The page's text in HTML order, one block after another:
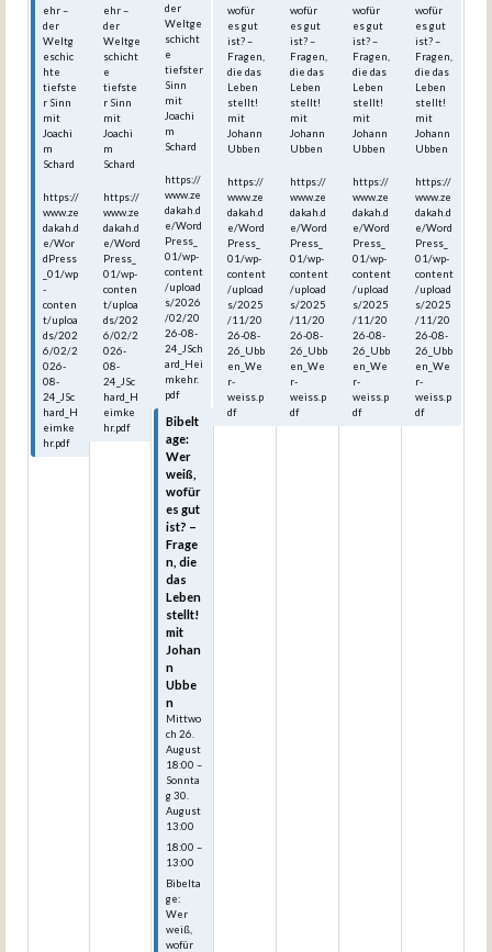
ehr –
der
Weltg
eschic
hte
tiefste
r Sinn
mit
Joachi
m
Schard
https://
www.ze
dakah.d
e/Wor
dPress
_01/wp
-
conten
t/uploa
ds/202
6/02/2
026-
08-
24_JSc
hard_H
eimke
hr.pdf
ehr –
der
Weltge
schicht
e
tiefste
r Sinn
mit
Joachi
m
Schard
https://
www.ze
dakah.d
e/Word
Press_
01/wp-
conten
t/uploa
ds/202
6/02/2
026-
08-
24_JSc
hard_H
eimke
hr.pdf
der
Weltge
schicht
e
tiefster
Sinn
mit
Joachi
m
Schard
https://
www.ze
dakah.d
e/Word
Press_
01/wp-
content
/upload
s/2026
/02/20
26-08-
24_JSch
ard_Hei
mkehr.
pdf
Bibelt
age:
Wer
weiß,
wofür
es gut
ist? –
Frage
n, die
das
Leben
stellt!
mit
Johan
n
Ubbe
n
Mittwo
ch 26.
August
18:00 –
Sonnta
g30.
August
13:00
18:00 –
13:00
Bibelta
ge:
Wer
weiß,
wofür
wofür
es gut
ist? –
Fragen,
die das
Leben
stellt!
mit
Johann
Ubben
https://
www.ze
dakah.d
e/Word
Press_
01/wp-
content
/upload
s/2025
/11/20
26-08-
26_Ubb
en_We
r-
weiss.p
df
wofür
es gut
ist? –
Fragen,
die das
Leben
stellt!
mit
Johann
Ubben
https://
www.ze
dakah.d
e/Word
Press_
01/wp-
content
/upload
s/2025
/11/20
26-08-
26_Ubb
en_We
r-
weiss.p
df
wofür
es gut
ist? –
Fragen,
die das
Leben
stellt!
mit
Johann
Ubben
https://
www.ze
dakah.d
e/Word
Press_
01/wp-
content
/upload
s/2025
/11/20
26-08-
26_Ubb
en_We
r-
weiss.p
df
wofür
es gut
ist? –
Fragen,
die das
Leben
stellt!
mit
Johann
Ubben
https://
www.ze
dakah.d
e/Word
Press_
01/wp-
content
/upload
s/2025
/11/20
26-08-
26_Ubb
en_We
r-
weiss.p
df